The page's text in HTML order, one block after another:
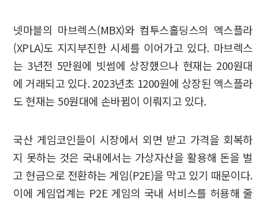
넷마블의 마브렉스(MBX)와 컴투스홀딩스의 엑스플라
(XPLA)도 지지부진한 시세를 이어가고 있다. 마브렉스
는 3년전 5만원에 빗썸에 상장했으나 현재는 200원대
에 거래되고 있다. 2023년초 1200원에 상장된 엑스플라
도 현재는 50원대에 손바뀜이 이뤄지고 있다.
국산 게임코인들이 시장에서 외면 받고 가격을 회복하
지 못하는 것은 국내에서는 가상자산을 활용해 돈을 벌
고 현금으로 전환하는 게임(P2E)을 막고 있기 때문이다.
이에 게임업계는 P2E 게임의 국내 서비스를 허용해 줄